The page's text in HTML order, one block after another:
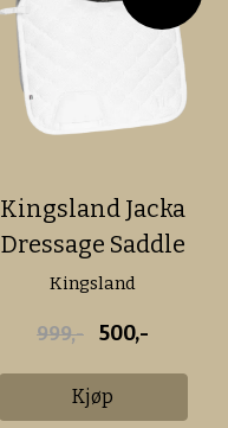
Kingsland Jacka
Dressage Saddle
Pad
Kingsland
999,- 500,-
Kjøp